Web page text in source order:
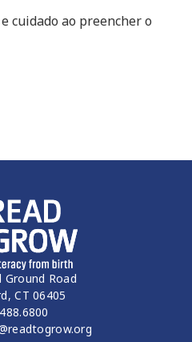
cuidado ao preencher o
Ground Road
CT 06405